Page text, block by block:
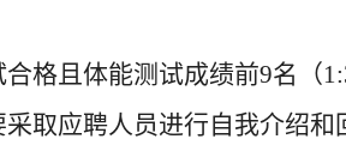
格且体能测试成绩前9名（
取应聘人员进行自我介绍